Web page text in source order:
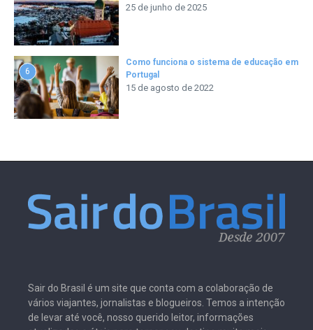
25 de junho de 2025
6
Como funciona o sistema de educação em
Portugal
15 de agosto de 2022
Sair do Brasil é um site que conta com a colaboração de
vários viajantes, jornalistas e blogueiros. Temos a intenção
de levar até você, nosso querido leitor, informações